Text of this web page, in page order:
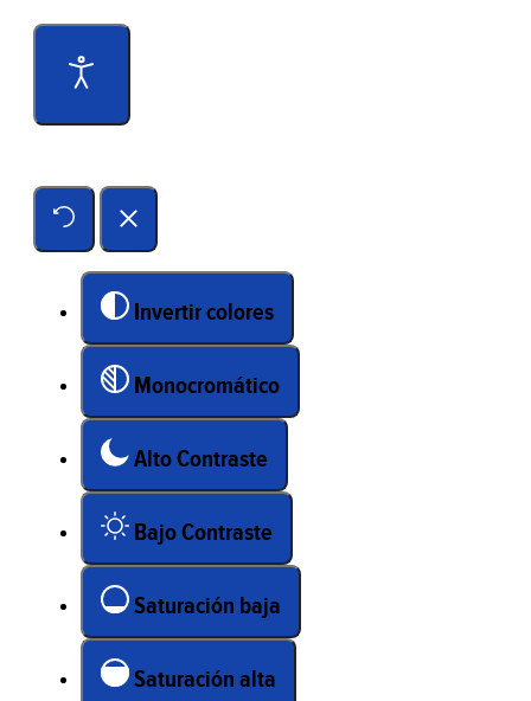
Invertir colores
Monocromático
Alto Contraste
Bajo Contraste
Saturación baja
Saturación alta